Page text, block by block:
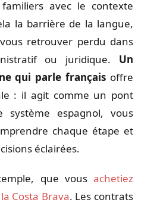
avec le contexte
la barrière de la langue,
retrouver perdu dans
ou juridique. Un
qui parle français offre
: il agit comme un pont
espagnol, vous
chaque étape et
éclairées.
que vous achetiez
Costa Brava. Les contrats